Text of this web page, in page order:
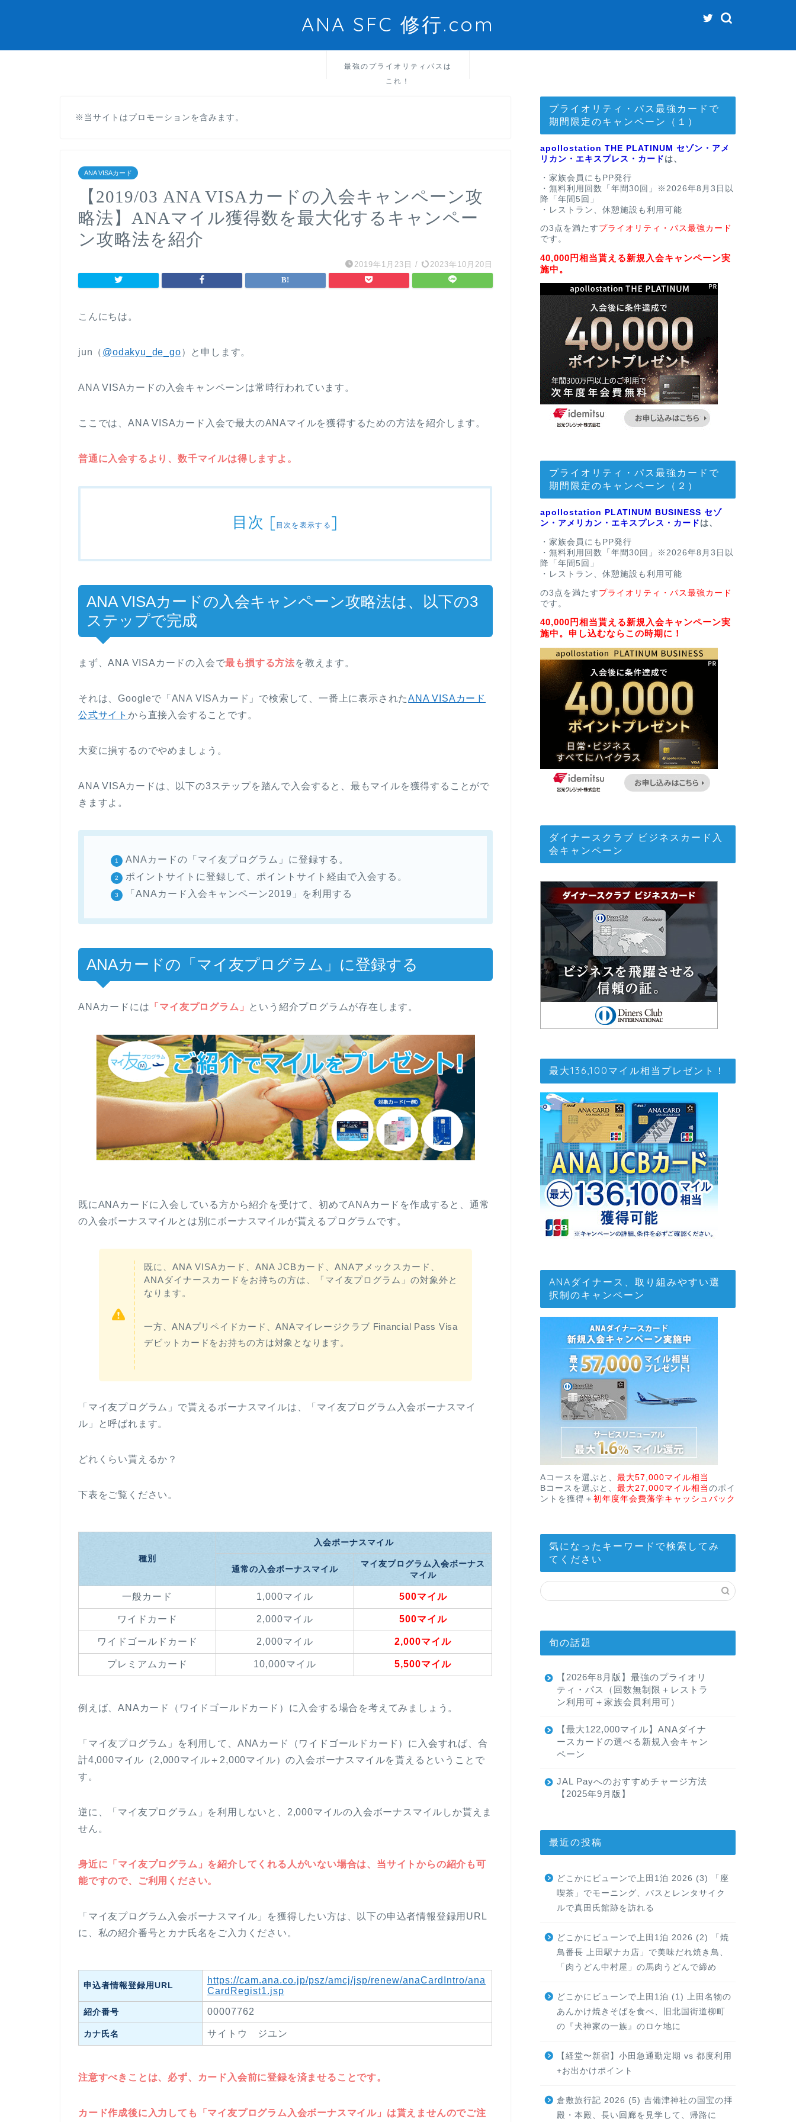
ANA SFC 修行.com
最強のプライオリティパスは
これ！
※当サイトはプロモーションを含みます。
ANA VISAカード
【2019/03 ANA VISAカードの入会キャンペーン攻
略法】ANAマイル獲得数を最大化するキャンペー
ン攻略法を紹介
2019年1月23日 / 2023年10月20日
こんにちは。
jun（ @odakyu_de_go）と申します。
ANA VISAカードの入会キャンペーンは常時行われています。
ここでは、ANA VISAカード入会で最大のANAマイルを獲得するための方法を紹介します。
普通に入会するより、数千マイルは得しますよ。
目次 [目次を表示する ]
ANA VISAカードの入会キャンペーン攻略法は、以下の3
ステップで完成
まず、ANA VISAカードの入会で最も損する方法を教えます。
それは、Googleで「ANA VISAカード」で検索して、一番上に表示されたANA VISAカード
公式サイト から直接入会することです。
大変に損するのでやめましょう。
ANA VISAカードは、以下の3ステップを踏んで入会すると、最もマイルを獲得することがで
きますよ。
ANAカードの「マイ友プログラム」に登録する。
ポイントサイトに登録して、ポイントサイト経由で入会する。
「ANAカード入会キャンペーン2019」を利用する
ANAカードの「マイ友プログラム」に登録する
ANAカードには 「マイ友プログラム」 という紹介プログラムが存在します。
既にANAカードに入会している方から紹介を受けて、初めてANAカードを作成すると、通常
の入会ボーナスマイルとは別にボーナスマイルが貰えるプログラムです。
既に、ANA VISAカード、ANA JCBカード、ANAアメックスカード、
ANAダイナースカードをお持ちの方は、「マイ友プログラム」の対象外と
なります。
一方、ANAプリペイドカード、ANAマイレージクラブ Financial Pass Visa
デビットカードをお持ちの方は対象となります。
「マイ友プログラム」で貰えるボーナスマイルは、「マイ友プログラム入会ボーナスマイ
ル」と呼ばれます。
どれくらい貰えるか？
下表をご覧ください。
種別
入会ボーナスマイル
通常の入会ボーナスマイル
マイ友プログラム入会ボーナス
マイル
一般カード 1,000マイル 500マイル
ワイドカード 2,000マイル 500マイル
ワイドゴールドカード 2,000マイル 2,000マイル
プレミアムカード 10,000マイル 5,500マイル
例えば、ANAカード（ワイドゴールドカード）に入会する場合を考えてみましょう。
「マイ友プログラム」を利用して、ANAカード（ワイドゴールドカード）に入会すれば、合
計4,000マイル（2,000マイル＋2,000マイル）の入会ボーナスマイルを貰えるということで
す。
逆に、「マイ友プログラム」を利用しないと、2,000マイルの入会ボーナスマイルしか貰えま
せん。
身近に「マイ友プログラム」を紹介してくれる人がいない場合は、当サイトからの紹介も可
能ですので、ご利用ください。
「マイ友プログラム入会ボーナスマイル」を獲得したい方は、以下の申込者情報登録用URL
に、私の紹介番号とカナ氏名をご入力ください。
申込者情報登録用URL
https://cam.ana.co.jp/psz/amcj/jsp/renew/anaCardIntro/ana
CardRegist1.jsp
紹介番号 00007762
カナ氏名 サイトウ ジユン
注意すべきことは、必ず、カード入会前に登録を済ませることです。
カード作成後に入力しても「マイ友プログラム入会ボーナスマイル」は貰えませんのでご注
プライオリティ・パス最強カードで
期間限定のキャンペーン（１）
apollostation THE PLATINUM セゾン・アメ
リカン・エキスプレス・カード は、
・家族会員にもPP発行
・無料利用回数「年間30回」※2026年8月3日以
降「年間5回」
・レストラン、休憩施設も利用可能
の3点を満たす プライオリティ・パス最強カード
です。
40,000円相当貰える新規入会キャンペーン実
施中。
プライオリティ・パス最強カードで
期間限定のキャンペーン（２）
apollostation PLATINUM BUSINESS セゾ
ン・アメリカン・エキスプレス・カード は、
・家族会員にもPP発行
・無料利用回数「年間30回」※2026年8月3日以
降「年間5回」
・レストラン、休憩施設も利用可能
の3点を満たす プライオリティ・パス最強カード
です。
40,000円相当貰える新規入会キャンペーン実
施中。申し込むならこの時期に！
ダイナースクラブ ビジネスカード入
会キャンペーン
最大136,100マイル相当プレゼント！
ANAダイナース、取り組みやすい選
択制のキャンペーン
Aコースを選ぶと、 最大57,000マイル相当
Bコースを選ぶと、 最大27,000マイル相当 のポイ
ントを獲得＋ 初年度年会費藩学キャッシュバック
気になったキーワードで検索してみ
てください
旬の話題
【2026年8月版】最強のプライオリ
ティ・パス（回数無制限＋レストラ
ン利用可＋家族会員利用可）
【最大122,000マイル】ANAダイナ
ースカードの選べる新規入会キャン
ペーン
JAL Payへのおすすめチャージ方法
【2025年9月版】
最近の投稿
どこかにビューンで上田1泊 2026 (3) 「座
喫茶」でモーニング、バスとレンタサイク
ルで真田氏館跡を訪れる
どこかにビューンで上田1泊 2026 (2) 「焼
鳥番長 上田駅ナカ店」で美味だれ焼き鳥、
「肉うどん中村屋」の馬肉うどんで締め
どこかにビューンで上田1泊 (1) 上田名物の
あんかけ焼きそばを食べ、旧北国街道柳町
の『犬神家の一族』のロケ地に
【経堂〜新宿】小田急通勤定期 vs 都度利用
+お出かけポイント
倉敷旅行記 2026 (5) 吉備津神社の国宝の拝
殿・本殿、長い回廊を見学して、帰路に